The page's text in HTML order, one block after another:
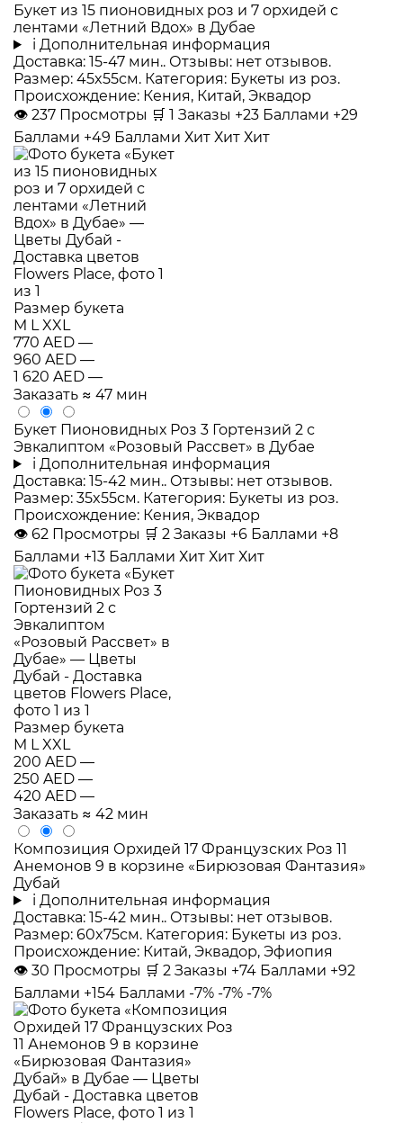
Букет из 15 пионовидных роз и 7 орхидей с
лентами «Летний Вдох» в Дубае
i Дополнительная информация
Доставка: 15-47 мин.. Отзывы: нет отзывов.
Размер: 45x55см. Категория: Букеты из роз.
Происхождение: Кения, Китай, Эквадор
👁 237 Просмотры 🛒 1 Заказы +23 Баллами +29
Баллами +49 Баллами Хит Хит Хит
Размер букета
M LXXL
770 AED —
960 AED —
1 620 AED —
Заказать ≈ 47 мин
Букет Пионовидных Роз 3 Гортензий 2 с
Эвкалиптом «Розовый Рассвет» в Дубае
i Дополнительная информация
Доставка: 15-42 мин.. Отзывы: нет отзывов.
Размер: 35x55см. Категория: Букеты из роз.
Происхождение: Кения, Эквадор
👁 62 Просмотры 🛒 2 Заказы +6 Баллами +8
Баллами +13 Баллами Хит Хит Хит
Размер букета
M LXXL
200 AED —
250 AED —
420 AED —
Заказать ≈ 42 мин
Композиция Орхидей 17 Французских Роз 11
Анемонов 9 в корзине «Бирюзовая Фантазия»
Дубай
i Дополнительная информация
Доставка: 15-42 мин.. Отзывы: нет отзывов.
Размер: 60x75см. Категория: Букеты из роз.
Происхождение: Китай, Эквадор, Эфиопия
👁 30 Просмотры 🛒 2 Заказы +74 Баллами +92
Баллами +154 Баллами -7% -7% -7%